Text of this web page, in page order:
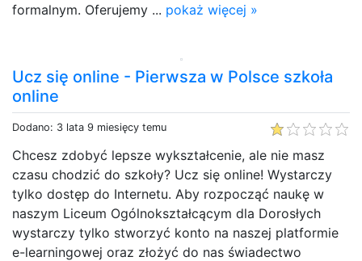
formalnym. Oferujemy ... pokaż więcej »
Ucz się online - Pierwsza w Polsce szkoła
online
Dodano: 3 lata 9 miesięcy temu
Chcesz zdobyć lepsze wykształcenie, ale nie masz
czasu chodzić do szkoły? Ucz się online! Wystarczy
tylko dostęp do Internetu. Aby rozpocząć naukę w
naszym Liceum Ogólnokształcącym dla Dorosłych
wystarczy tylko stworzyć konto na naszej platformie
e-learningowej oraz złożyć do nas świadectwo